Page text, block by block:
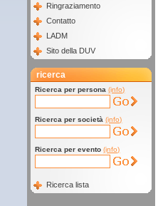
Ringraziamento
Contatto
LADM
Sito della DUV
ricerca
Ricerca per persona (info)
Ricerca per società (info)
Ricerca per evento (info)
Ricerca lista